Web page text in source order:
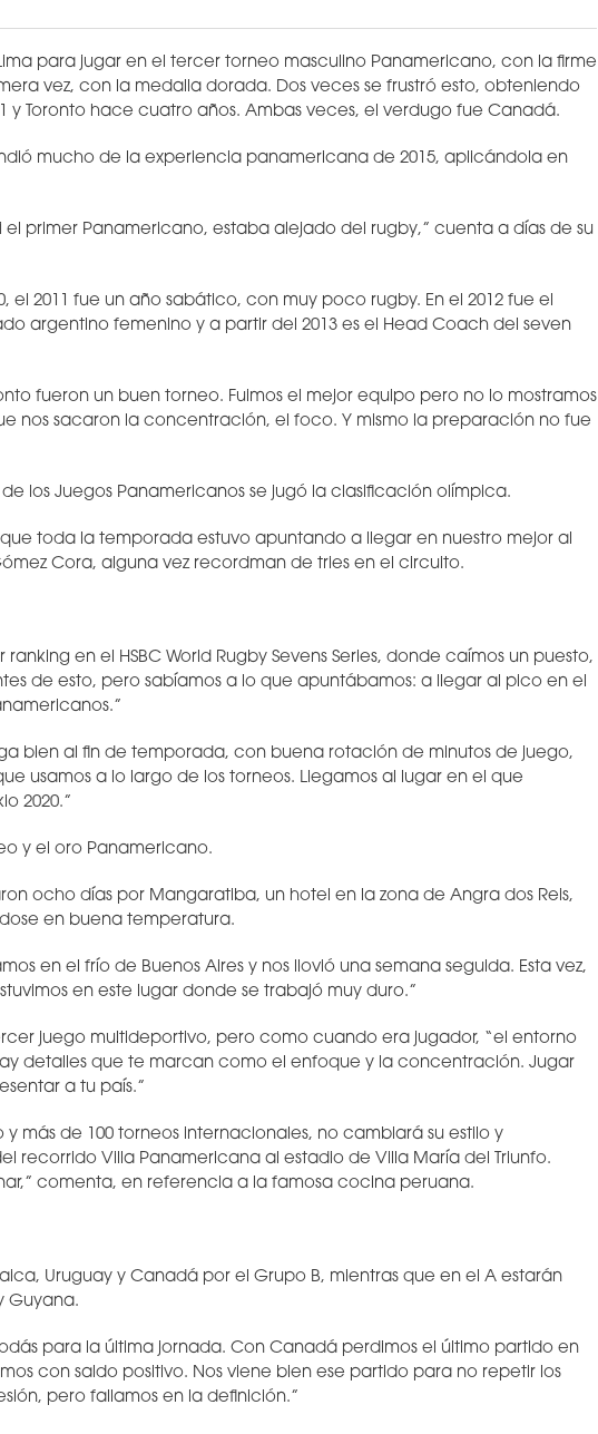
para jugar en el tercer torneo masculino Panamericano, con la firme
vez, con la medalla dorada. Dos veces se frustró esto, obteniendo
y Toronto hace cuatro años. Ambas veces, el verdugo fue Canadá.
mucho de la experiencia panamericana de 2015, aplicándola en
el primer Panamericano, estaba alejado del rugby,” cuenta a días de su
el 2011 fue un año sabático, con muy poco rugby. En el 2012 fue el
argentino femenino y a partir del 2013 es el Head Coach del seven
fueron un buen torneo. Fuimos el mejor equipo pero no lo mostramos
nos sacaron la concentración, el foco. Y mismo la preparación no fue
los Juegos Panamericanos se jugó la clasificación olímpica.
toda la temporada estuvo apuntando a llegar en nuestro mejor al
Cora, alguna vez recordman de tries en el circuito.
ranking en el HSBC World Rugby Sevens Series, donde caímos un puesto,
de esto, pero sabíamos a lo que apuntábamos: a llegar al pico en el
bien al fin de temporada, con buena rotación de minutos de juego,
usamos a lo largo de los torneos. Llegamos al lugar en el que
2020.”
y el oro Panamericano.
ocho días por Mangaratiba, un hotel en la zona de Angra dos Reis,
en buena temperatura.
en el frío de Buenos Aires y nos llovió una semana seguida. Esta vez,
en este lugar donde se trabajó muy duro.”
juego multideportivo, pero como cuando era jugador, “el entorno
detalles que te marcan como el enfoque y la concentración. Jugar
a tu país.”
y más de 100 torneos internacionales, no cambiará su estilo y
recorrido Villa Panamericana al estadio de Villa María del Triunfo.
comenta, en referencia a la famosa cocina peruana.
Uruguay y Canadá por el Grupo B, mientras que en el A estarán
Guyana.
para la última jornada. Con Canadá perdimos el último partido en
con saldo positivo. Nos viene bien ese partido para no repetir los
pero fallamos en la definición.”